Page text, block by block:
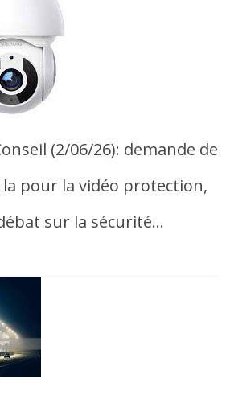
(2/06/26): demande de
pour la vidéo protection,
sur la sécurité…